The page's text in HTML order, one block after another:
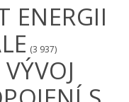
ENERGII
(3 937)